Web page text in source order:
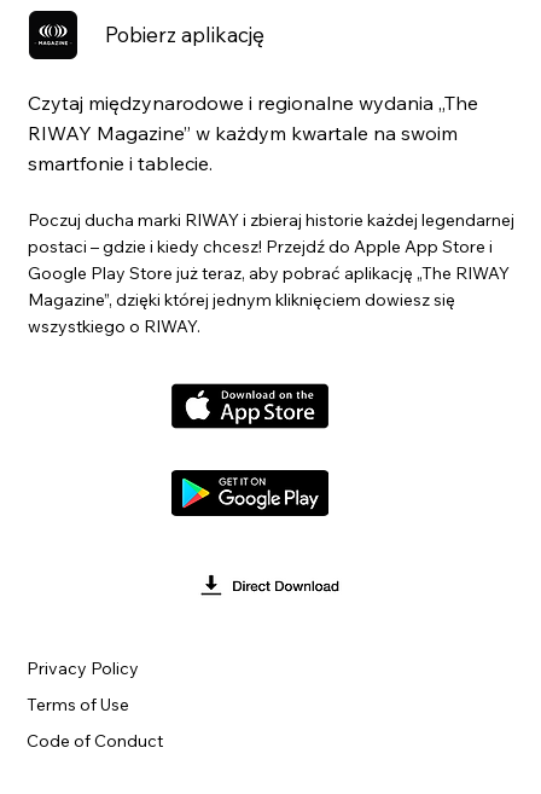
Pobierz aplikację
Czytaj międzynarodowe i regionalne wydania „The
RIWAY Magazine” w każdym kwartale na swoim
smartfonie i tablecie.
Poczuj ducha marki RIWAY i zbieraj historie każdej legendarnej
postaci – gdzie i kiedy chcesz! Przejdź do Apple App Store i
Google Play Store już teraz, aby pobrać aplikację „The RIWAY
Magazine”, dzięki której jednym kliknięciem dowiesz się
wszystkiego o RIWAY.
Terms of Use
Privacy Policy
Code of Conduct